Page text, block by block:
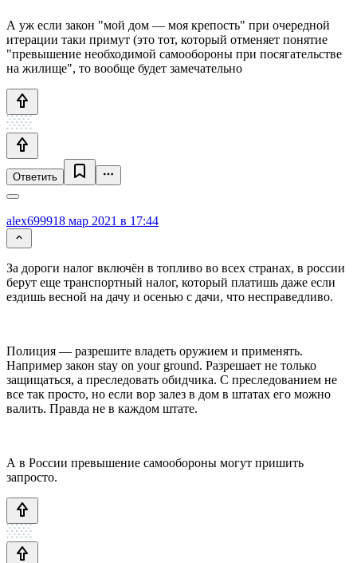
А уж если закон "мой дом — моя крепость" при очередной
итерации таки примут (это тот, который отменяет понятие
"превышение необходимой самообороны при посягательстве
на жилище", то вообще будет замечательно
Ответить
alex699918 мар 2021 в 17:44
За дороги налог включён в топливо во всех странах, в россии
берут еще транспортный налог, который платишь даже если
ездишь весной на дачу и осенью с дачи, что несправедливо.
Полиция — разрешите владеть оружием и применять.
Например закон stay on your ground. Разрешает не только
защищаться, а преследовать обидчика. С преследованием не
все так просто, но если вор залез в дом в штатах его можно
валить. Правда не в каждом штате.
А в России превышение самообороны могут пришить
запросто.